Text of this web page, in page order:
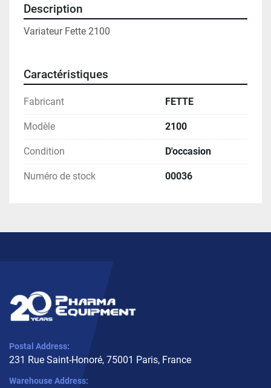
Description
Variateur Fette 2100
Caractéristiques
Fabricant FETTE
Modèle 2100
Condition D'occasion
Numéro de stock 00036
Postal Address:
231 Rue Saint-Honoré, 75001 Paris, France
Warehouse Address: